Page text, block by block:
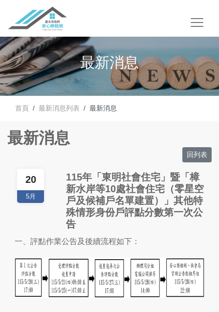
最新消息
首頁 最新消息列表 最新消息
最新消息
回列表
20
5月
115年「東明社會住宅」暨「樟
新水岸等10處社會住宅（零星空
戶及候補戶名單建置）」其他特
殊情形身份戶評點分數第一次公
告
一、評點作業公告及後續流程如下：